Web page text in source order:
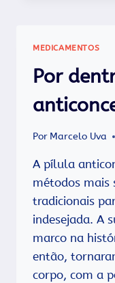
NESSE
MEDICAMENTOS
Por
Por Marcelo Uva
A pílula
métodos mais
tradicionais
indesejada. A
marco na
então,
corpo, com a